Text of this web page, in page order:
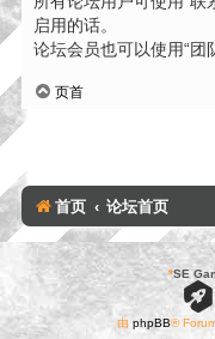
启用的话。
论坛会员也可以使用“团
页首
首页 论坛首页
*SE
由 phpBB®